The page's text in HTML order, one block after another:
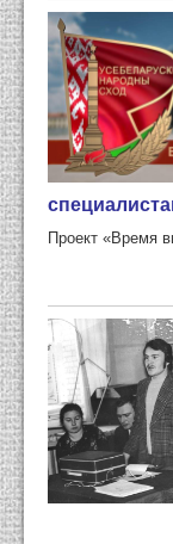
Проект «Время